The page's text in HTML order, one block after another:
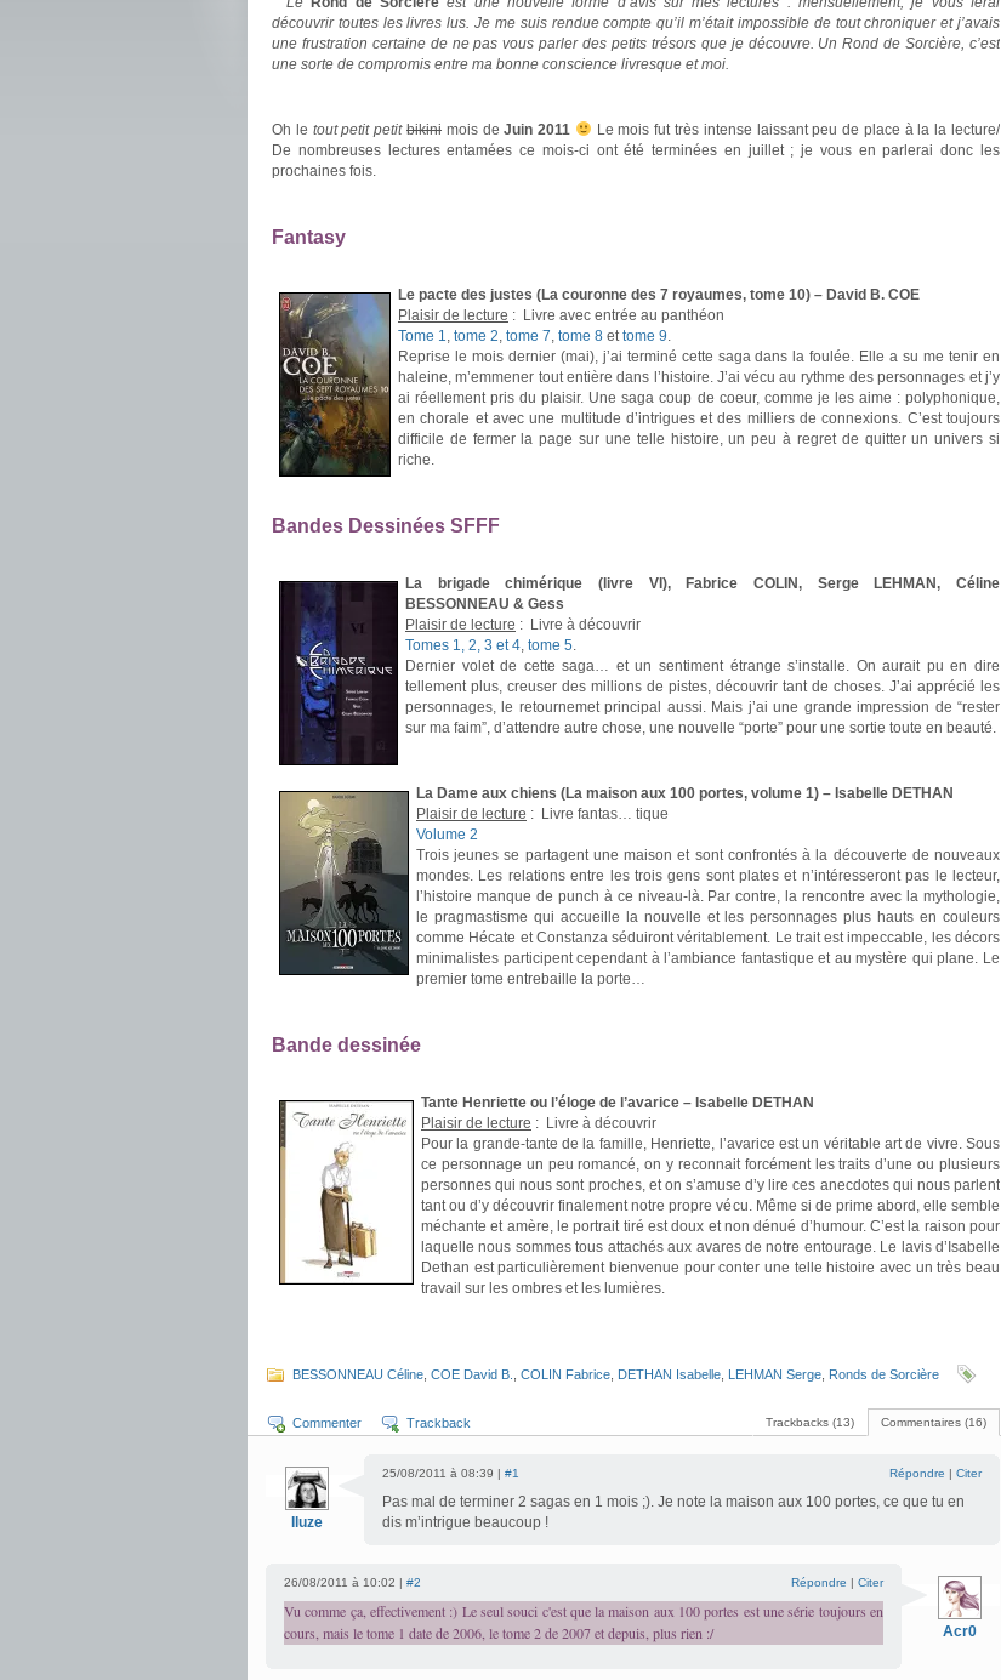
découvrir toutes les livres lus. Je me suis rendue compte qu’il m’était impossible de tout chroniquer et j’avais
une frustration certaine de ne pas vous parler des petits trésors que je découvre. Un Rond de Sorcière, c’est
une sorte de compromis entre ma bonne conscience livresque et moi.
Oh le tout petit petit bikini mois deJuin 2011
Le mois fut très intense laissant peu de place à la la lecture/
De nombreuses lectures entamées ce mois-ci ont été terminées en juillet ; je vous en parlerai donc les
prochaines fois.
Fantasy
Le pacte des justes (La couronne des 7 royaumes, tome 10) – David B. COE
Plaisir de lecture : Livre avec entrée au panthéon
Tome 1, tome 2, tome 7, tome 8 ettome 9.
Reprise le mois dernier (mai), j’ai terminé cette saga dans la foulée. Elle a su me tenir en
haleine, m’emmener tout entière dans l’histoire. J’ai vécu au rythme des personnages et j’y
ai réellement pris du plaisir. Une saga coup de coeur, comme je les aime : polyphonique,
en chorale et avec une multitude d’intrigues et des milliers de connexions. C’est toujours
difficile de fermer la page sur une telle histoire, un peu à regret de quitter un univers si
riche.
Bandes Dessinées SFFF
La brigade chimérique (livre VI), Fabrice COLIN, Serge LEHMAN, Céline
BESSONNEAU & Gess
Plaisir de lecture : Livre à découvrir
Tomes 1, 2, 3 et 4, tome 5.
Dernier volet de cette saga… et un sentiment étrange s’installe. On aurait pu en dire
tellement plus, creuser des millions de pistes, découvrir tant de choses. J’ai apprécié les
personnages, le retournemet principal aussi. Mais j’ai une grande impression de “rester
sur ma faim”, d’attendre autre chose, une nouvelle “porte” pour une sortie toute en beauté.
La Dame aux chiens (La maison aux 100 portes, volume 1) – Isabelle DETHAN
Plaisir de lecture : Livre fantas… tique
Volume 2
Trois jeunes se partagent une maison et sont confrontés à la découverte de nouveaux
mondes. Les relations entre les trois gens sont plates et n’intéresseront pas le lecteur,
l’histoire manque de punch à ce niveau-là. Par contre, la rencontre avec la mythologie,
le pragmastisme qui accueille la nouvelle et les personnages plus hauts en couleurs
comme Hécate et Constanza séduiront véritablement. Le trait est impeccable, les décors
minimalistes participent cependant à l’ambiance fantastique et au mystère qui plane. Le
premier tome entrebaille la porte…
Bande dessinée
Tante Henriette ou l’éloge de l’avarice – Isabelle DETHAN
Plaisir de lecture : Livre à découvrir
Pour la grande-tante de la famille, Henriette, l’avarice est un véritable art de vivre. Sous
ce personnage un peu romancé, on y reconnait forcément les traits d’une ou plusieurs
personnes qui nous sont proches, et on s’amuse d’y lire ces anecdotes qui nous parlent
tant ou d’y découvrir finalement notre propre vécu. Même si de prime abord, elle semble
méchante et amère, le portrait tiré est doux et non dénué d’humour. C’est la raison pour
laquelle nous sommes tous attachés aux avares de notre entourage. Le lavis d’Isabelle
Dethan est particulièrement bienvenue pour conter une telle histoire avec un très beau
travail sur les ombres et les lumières.
BESSONNEAU Céline COE David B. COLIN Fabrice DETHAN Isabelle LEHMAN Serge Ronds de Sorcière
Commentaires (16)
Trackbacks (13)
Commenter Trackback
Iluze
25/08/2011 à 08:39 | #1 Répondre | Citer
Pas mal de terminer 2 sagas en 1 mois ;). Je note la maison aux 100 portes, ce que tu en
dis m’intrigue beaucoup !
Acr0
26/08/2011 à 10:02 | #2 Répondre | Citer
Vu comme ça, effectivement :) Le seul souci c'est que la maison aux 100 portes est une série toujours en
cours, mais le tome 1 date de 2006, le tome 2 de 2007 et depuis, plus rien :/